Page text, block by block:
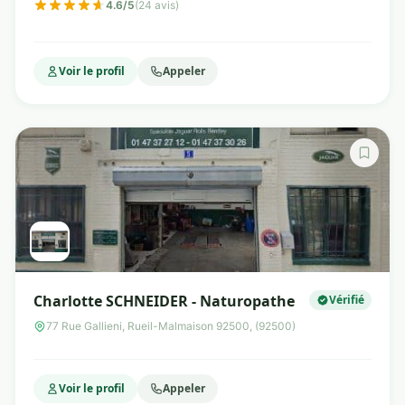
4.6/5(24 avis)
Voir le profil Appeler
Charlotte SCHNEIDER - Naturopathe Vérifié
77 Rue Gallieni, Rueil-Malmaison 92500, (92500)
Voir le profil Appeler